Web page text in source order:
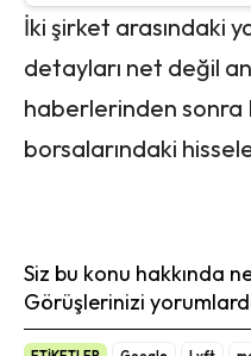
İki şirket arasındaki
detayları net değil
haberlerinden sonra
borsalarındaki
Siz bu konu hakkında
Görüşlerinizi